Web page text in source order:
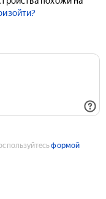
формой